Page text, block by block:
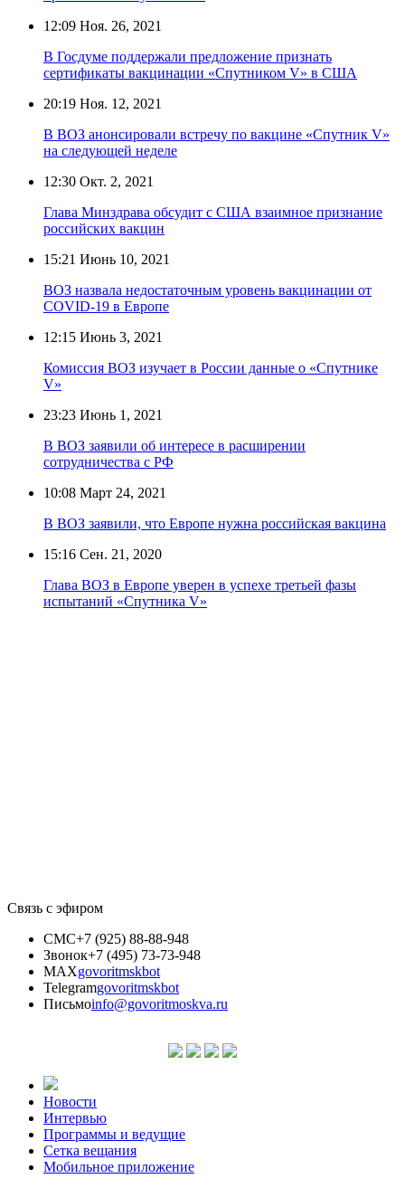
12:09 Ноя. 26, 2021
В Госдуме поддержали предложение признать
сертификаты вакцинации «Спутником V» в США
20:19 Ноя. 12, 2021
В ВОЗ анонсировали встречу по вакцине «Спутник V»
на следующей неделе
12:30 Окт. 2, 2021
Глава Минздрава обсудит с США взаимное признание
российских вакцин
15:21 Июнь 10, 2021
ВОЗ назвала недостаточным уровень вакцинации от
COVID-19 в Европе
12:15 Июнь 3, 2021
Комиссия ВОЗ изучает в России данные о «Спутнике
V»
23:23 Июнь 1, 2021
В ВОЗ заявили об интересе в расширении
сотрудничества с РФ
10:08 Март 24, 2021
В ВОЗ заявили, что Европе нужна российская вакцина
15:16 Сен. 21, 2020
Глава ВОЗ в Европе уверен в успехе третьей фазы
испытаний «Спутника V»
Связь с эфиром
СМС+7 (925) 88-88-948
Звонок+7 (495) 73-73-948
MAXgovoritmskbot
Telegramgovoritmskbot
Письмоinfo@govoritmoskva.ru
Новости
Интервью
Программы и ведущие
Сетка вещания
Мобильное приложение